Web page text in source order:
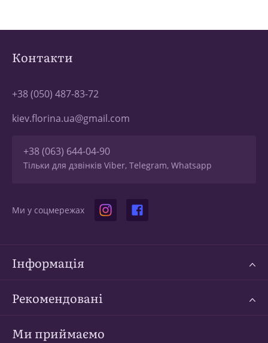
Контакти
+38 (050) 487-83-72
kiev.florina.ua@gmail.com
+38 (063) 644-04-90
Тільки для дзвінків Viber, Telegram, Whatsapp
Ми у соцмережах
Інформація
Рекомендовані
Ми приймаємо